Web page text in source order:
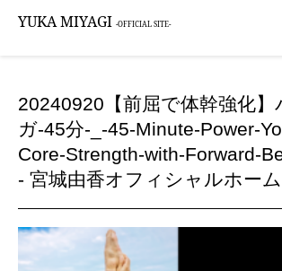
YUKA MIYAGI -OFFICIAL SITE-
20240920【前屈で体幹強化】
ガ-45分-_-45-Minute-Power-
Core-Strength-with-Forward-
- 宮城由香オフィシャルホー